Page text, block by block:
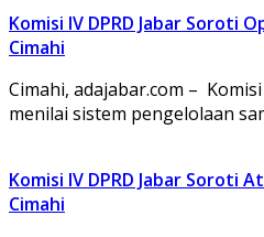
Komisi IV DPRD Jabar Soroti
Cimahi
Cimahi, adajabar.com –
menilai sistem pengelolaan
Komisi IV DPRD Jabar Soroti
Cimahi